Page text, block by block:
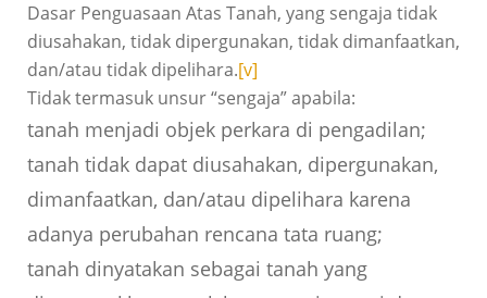
Dasar Penguasaan Atas Tanah, yang sengaja tidak
diusahakan, tidak dipergunakan, tidak dimanfaatkan,
dan/atau tidak dipelihara.[v]
Tidak termasuk unsur “sengaja” apabila:
tanah menjadi objek perkara di pengadilan;
tanah tidak dapat diusahakan, dipergunakan,
dimanfaatkan, dan/atau dipelihara karena
adanya perubahan rencana tata ruang;
tanah dinyatakan sebagai tanah yang